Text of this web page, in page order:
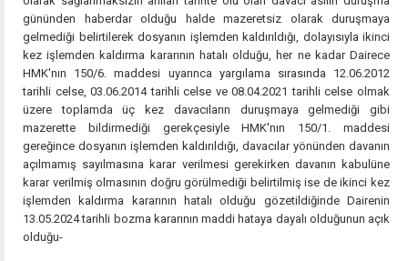
gününden haberdar olduğu halde mazeretsiz olarak duruşmaya
gelmediği belirtilerek dosyanın işlemden kaldırıldığı, dolayısıyla ikinci
kez işlemden kaldırma kararının hatalı olduğu, her ne kadar Dairece
HMK'nın 150/6. maddesi uyarınca yargılama sırasında 12.06.2012
tarihli celse, 03.06.2014 tarihli celse ve 08.04.2021 tarihli celse olmak
üzere toplamda üç kez davacıların duruşmaya gelmediği gibi
mazerette bildirmediği gerekçesiyle HMK'nın 150/1. maddesi
gereğince dosyanın işlemden kaldırıldığı, davacılar yönünden davanın
açılmamış sayılmasına karar verilmesi gerekirken davanın kabulüne
karar verilmiş olmasının doğru görülmediği belirtilmiş ise de ikinci kez
işlemden kaldırma kararının hatalı olduğu gözetildiğinde Dairenin
13.05.2024 tarihli bozma kararının maddi hataya dayalı olduğunun açık
olduğu-